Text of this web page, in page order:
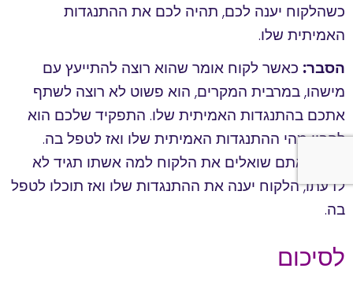
כשהלקוח יענה לכם, תהיה לכם את ההתנגדות
האמיתית שלו.
הסבר: כאשר לקוח אומר שהוא רוצה להתייעץ עם
מישהו, במרבית המקרים, הוא פשוט לא רוצה לשתף
אתכם בהתנגדות האמיתית שלו. התפקיד שלכם הוא
להבין מהי ההתנגדות האמיתית שלו ואז לטפל בה.
כאשר אתם שואלים את הלקוח למה אשתו תגיד לא
לדעתו, הלקוח יענה את ההתנגדות שלו ואז תוכלו לטפל
בה.
לסיכום